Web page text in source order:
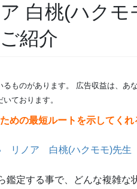
白桃(ハクモ
紹介
ものがあります。 広告収益は、あ
ております。
めの最短ルートを示してくれ
鑑定する事で、どんな複雑な